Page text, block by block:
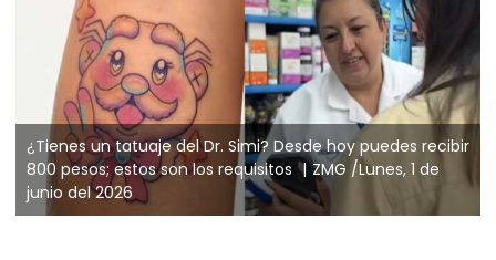
¿Tienes un tatuaje del Dr. Simi? Desde hoy puedes recibir
800 pesos; estos son los requisitos
ZMG /Lunes, 1 de
junio del 2026